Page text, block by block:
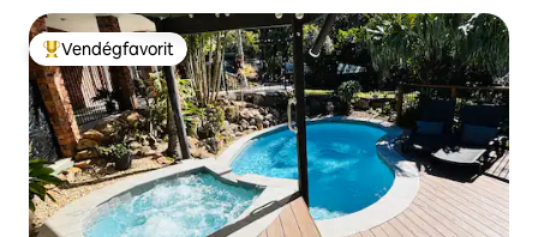
Kiemelt vendégfavorit
Vendégfavorit